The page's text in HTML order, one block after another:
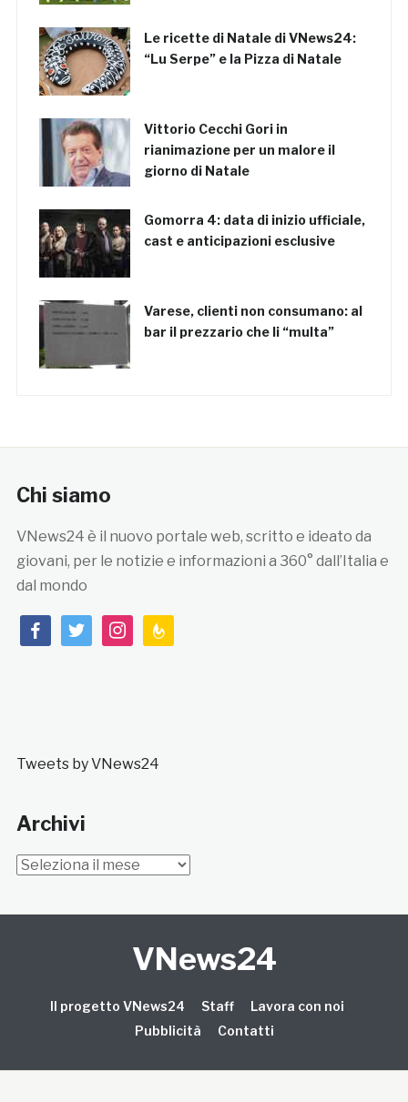
Le ricette di Natale di VNews24:
“Lu Serpe” e la Pizza di Natale
Vittorio Cecchi Gori in
rianimazione per un malore il
giorno di Natale
Gomorra 4: data di inizio ufficiale,
cast e anticipazioni esclusive
Varese, clienti non consumano: al
bar il prezzario che li “multa”
Chi siamo
VNews24 è il nuovo portale web, scritto e ideato da
giovani, per le notizie e informazioni a 360° dall’Italia e
dal mondo
facebooktwitterinstagramfeedburner
Tweets by VNews24
Archivi
Archivi
VNews24
Il progetto VNews24 Staff
Lavora con noi
Pubblicità
Contatti